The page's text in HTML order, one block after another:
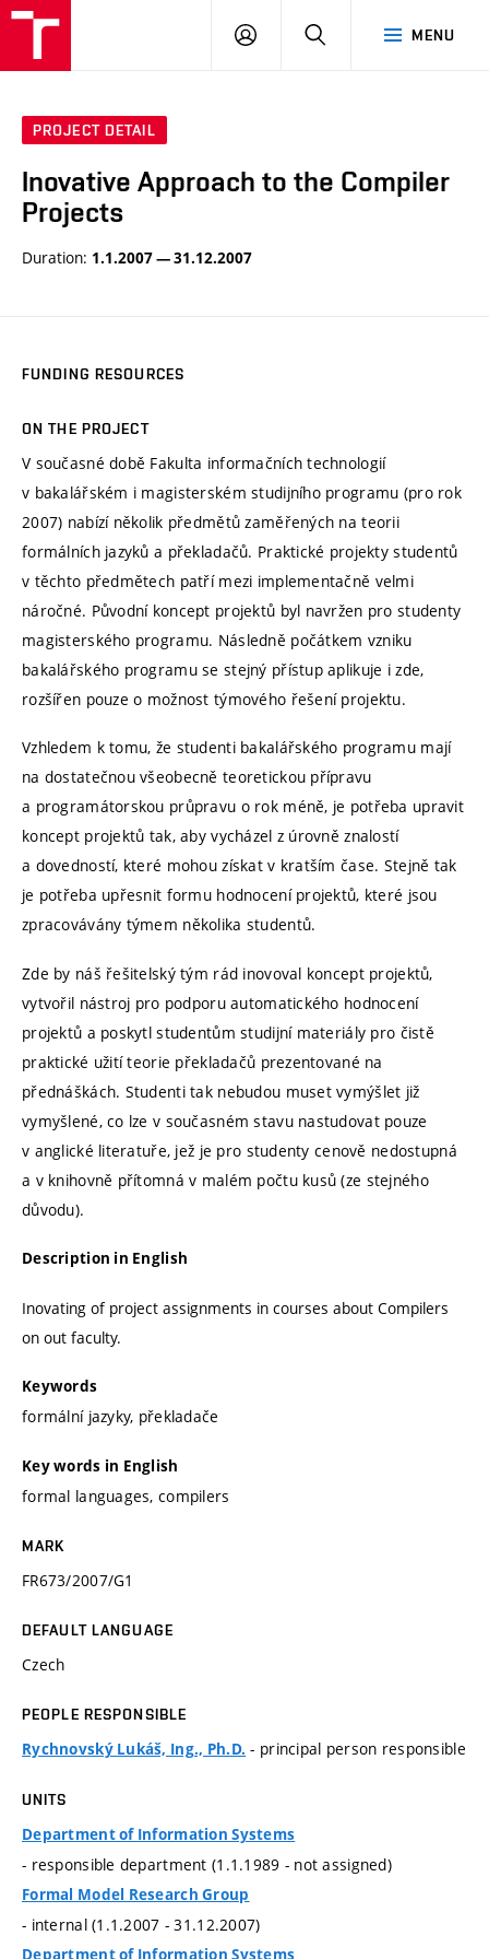
MENU
LOG
SEARCH
PROJECT DETAIL
Inovative Approach to the Compiler
Projects
Duration: 1.1.2007 — 31.12.2007
FUNDING RESOURCES
ON THE PROJECT
V současné době Fakulta informačních technologií
v bakalářském i magisterském studijního programu (pro rok
2007) nabízí několik předmětů zaměřených na teorii
formálních jazyků a překladačů. Praktické projekty studentů
v těchto předmětech patří mezi implementačně velmi
náročné. Původní koncept projektů byl navržen pro studenty
magisterského programu. Následně počátkem vzniku
bakalářského programu se stejný přístup aplikuje i zde,
rozšířen pouze o možnost týmového řešení projektu.
Vzhledem k tomu, že studenti bakalářského programu mají
na dostatečnou všeobecně teoretickou přípravu
a programátorskou průpravu o rok méně, je potřeba upravit
koncept projektů tak, aby vycházel z úrovně znalostí
a dovedností, které mohou získat v kratším čase. Stejně tak
je potřeba upřesnit formu hodnocení projektů, které jsou
zpracovávány týmem několika studentů.
Zde by náš řešitelský tým rád inovoval koncept projektů,
vytvořil nástroj pro podporu automatického hodnocení
projektů a poskytl studentům studijní materiály pro čistě
praktické užití teorie překladačů prezentované na
přednáškách. Studenti tak nebudou muset vymýšlet již
vymyšlené, co lze v současném stavu nastudovat pouze
v anglické literatuře, jež je pro studenty cenově nedostupná
a v knihovně přítomná v malém počtu kusů (ze stejného
důvodu).
Description in English
Inovating of project assignments in courses about Compilers
on out faculty.
Keywords
formální jazyky, překladače
Key words in English
formal languages, compilers
MARK
FR673/2007/G1
DEFAULT LANGUAGE
Czech
PEOPLE RESPONSIBLE
Rychnovský Lukáš, Ing., Ph.D. - principal person responsible
UNITS
Department of Information Systems
- responsible department (1.1.1989 - not assigned)
Formal Model Research Group
- internal (1.1.2007 - 31.12.2007)
Department of Information Systems